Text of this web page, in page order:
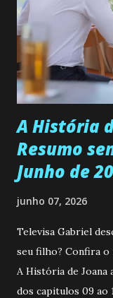
universidade. Ela
muito madura para
empática. Detesta
teimosa e muito
Durante um exame
A História
Resumo
Junho de
junho 07, 2026
Televisa Gabriel
seu filho? Confira o
A História de Joana
dos capitulos 09 ao